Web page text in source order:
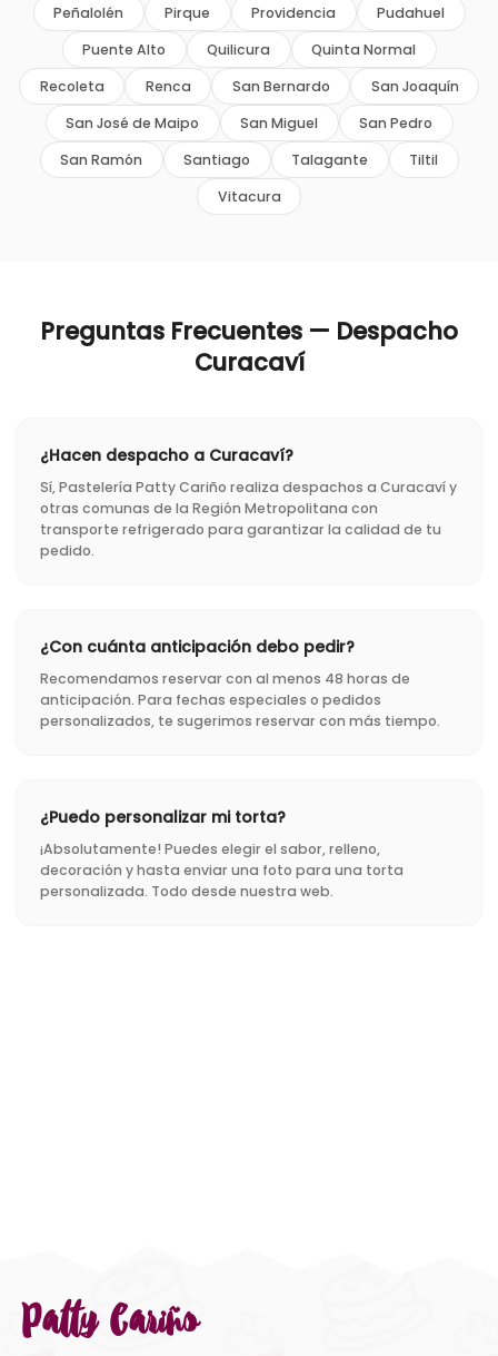
Peñalolén Pirque Providencia
Pudahuel
Puente Alto
Quilicura
Quinta Normal
Recoleta
Renca San Bernardo
San Joaquín
San José de Maipo
San Miguel
San Pedro
San Ramón
Santiago Talagante
Tiltil
Vitacura
Preguntas Frecuentes — Despacho
Curacaví
¿Hacen despacho a Curacaví?
Sí, Pastelería Patty Cariño realiza despachos a Curacaví y
otras comunas de la Región Metropolitana con
transporte refrigerado para garantizar la calidad de tu
pedido.
¿Con cuánta anticipación debo pedir?
Recomendamos reservar con al menos 48 horas de
anticipación. Para fechas especiales o pedidos
personalizados, te sugerimos reservar con más tiempo.
¿Puedo personalizar mi torta?
¡Absolutamente! Puedes elegir el sabor, relleno,
decoración y hasta enviar una foto para una torta
personalizada. Todo desde nuestra web.
Patty Cariño